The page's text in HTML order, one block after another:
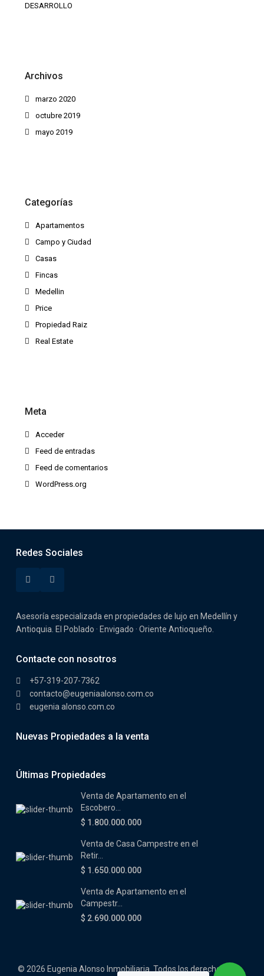
DESARROLLO
Archivos
marzo 2020
octubre 2019
mayo 2019
Categorías
Apartamentos
Campo y Ciudad
Casas
Fincas
Medellin
Price
Propiedad Raiz
Real Estate
Meta
Acceder
Feed de entradas
Feed de comentarios
WordPress.org
Redes Sociales
Asesoría especializada en propiedades de lujo en Medellín y
Antioquia. El Poblado · Envigado · Oriente Antioqueño.
Contacte con nosotros
+57-319-207-7362
contacto@eugeniaalonso.com.co
eugenia alonso.com.co
Nuevas Propiedades a la venta
Últimas Propiedades
Venta de Apartamento en el
Escobero...
$ 1.800.000.000
Venta de Casa Campestre en el
Retir...
$ 1.650.000.000
Venta de Apartamento en el
Campestr...
$ 2.690.000.000
© 2026 Eugenia Alonso Inmobiliaria. Todos los derechos